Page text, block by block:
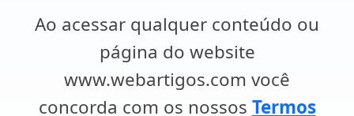
Ao acessar qualquer conteúdo ou
página do website
www.webartigos.com você
concorda com os nossos Termos